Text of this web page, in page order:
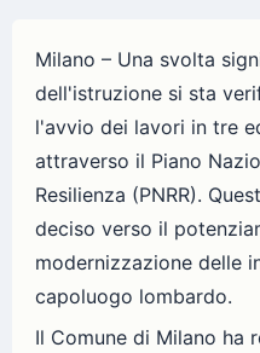
Milano – Una svolta
dell'istruzione si sta
l'avvio dei lavori in tre
attraverso il Piano
Resilienza (PNRR).
deciso verso il
modernizzazione delle
capoluogo lombardo.
Il Comune di Milano ha